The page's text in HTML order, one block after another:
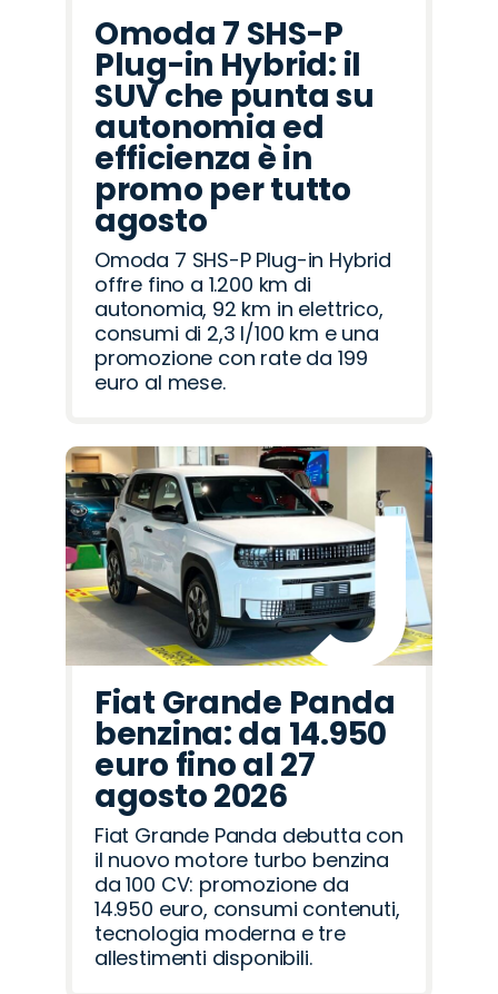
Omoda 7 SHS-P
Plug-in Hybrid: il
SUV che punta su
autonomia ed
efficienza è in
promo per tutto
agosto
Omoda 7 SHS-P Plug-in Hybrid
offre fino a 1.200 km di
autonomia, 92 km in elettrico,
consumi di 2,3 l/100 km e una
promozione con rate da 199
euro al mese.
Fiat Grande Panda
benzina: da 14.950
euro fino al 27
agosto 2026
Fiat Grande Panda debutta con
il nuovo motore turbo benzina
da 100 CV: promozione da
14.950 euro, consumi contenuti,
tecnologia moderna e tre
allestimenti disponibili.